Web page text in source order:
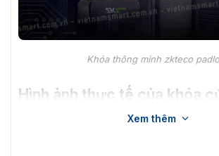
Khóa thông minh zkteco
Hình ảnh thực tế của khóa
Xem thêm